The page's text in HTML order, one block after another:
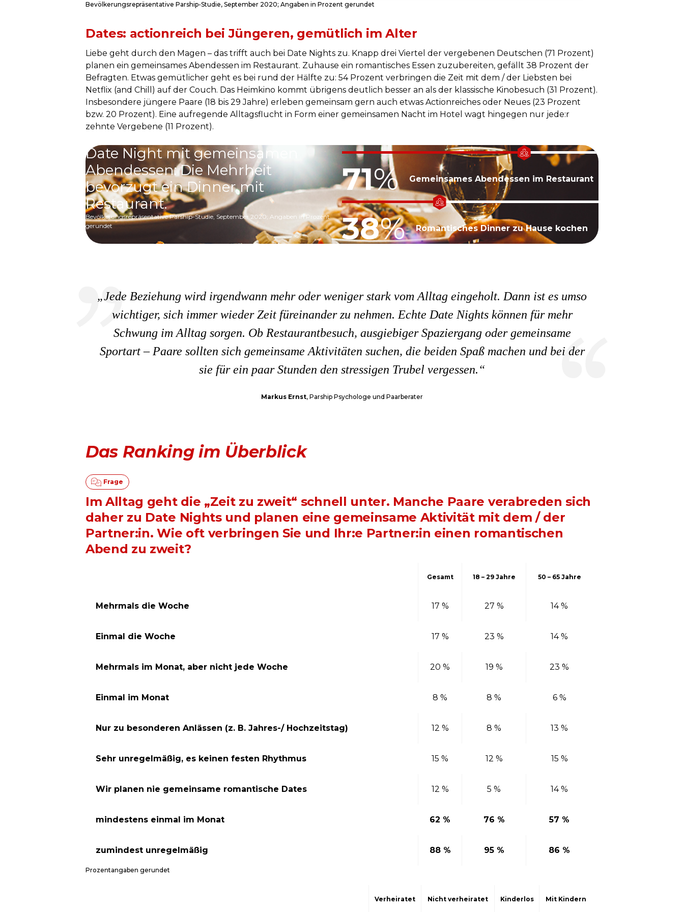
Bevölkerungsrepräsentative Parship-Studie, September 2020; Angaben in Prozent gerundet
Dates: actionreich bei Jüngeren, gemütlich im Alter
Liebe geht durch den Magen – das trifft auch bei Date Nights zu. Knapp drei Viertel der vergebenen Deutschen (71 Prozent)
planen ein gemeinsames Abendessen im Restaurant. Zuhause ein romantisches Essen zuzubereiten, gefällt 38 Prozent der
Befragten. Etwas gemütlicher geht es bei rund der Hälfte zu: 54 Prozent verbringen die Zeit mit dem / der Liebsten bei
Netflix (and Chill) auf der Couch. Das Heimkino kommt übrigens deutlich besser an als der klassische Kinobesuch (31 Prozent).
Insbesondere jüngere Paare (18 bis 29 Jahre) erleben gemeinsam gern auch etwas Actionreiches oder Neues (23 Prozent
bzw. 20 Prozent). Eine aufregende Alltagsflucht in Form einer gemeinsamen Nacht im Hotel wagt hingegen nur jede:r
zehnte Vergebene (11 Prozent).
Date Night mit gemeinsamen
Abendessen: Die Mehrheit
bevorzugt ein Dinner mit
Restaurant.
Bevölkerungsrepräsentative Parship-Studie, September 2020; Angaben in Prozent
gerundet
71% Gemeinsames Abendessen im Restaurant
38% Romantisches Dinner zu Hause kochen
„Jede Beziehung wird irgendwann mehr oder weniger stark vom Alltag eingeholt. Dann ist es umso
wichtiger, sich immer wieder Zeit füreinander zu nehmen. Echte Date Nights können für mehr
Schwung im Alltag sorgen. Ob Restaurantbesuch, ausgiebiger Spaziergang oder gemeinsame
Sportart – Paare sollten sich gemeinsame Aktivitäten suchen, die beiden Spaß machen und bei der
sie für ein paar Stunden den stressigen Trubel vergessen.“
Markus Ernst, Parship Psychologe und Paarberater
Das Ranking im Überblick
Im Alltag geht die „Zeit zu zweit“ schnell unter. Manche Paare verabreden sich
daher zu Date Nights und planen eine gemeinsame Aktivität mit dem / der
Partner:in. Wie oft verbringen Sie und Ihr:e Partner:in einen romantischen
Abend zu zweit?
Gesamt 18 – 29 Jahre 50 – 65 Jahre
Mehrmals die Woche 17 % 27 % 14 %
Einmal die Woche 17 % 23 % 14 %
Mehrmals im Monat, aber nicht jede Woche 20 % 19 % 23 %
Einmal im Monat 8 % 8 % 6 %
Nur zu besonderen Anlässen (z. B. Jahres-/ Hochzeitstag) 12 % 8 % 13 %
Sehr unregelmäßig, es keinen festen Rhythmus 15 % 12 % 15 %
Wir planen nie gemeinsame romantische Dates 12 % 5 % 14 %
mindestens einmal im Monat 62 % 76 % 57 %
zumindest unregelmäßig 88 % 95 % 86 %
Prozentangaben gerundet
Verheiratet Nicht verheiratet Kinderlos Mit Kindern